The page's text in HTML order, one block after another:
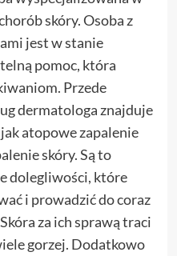
skóry. Osoba z
jest w stanie
pomoc, która
Przede
dermatologa znajduje
atopowe zapalenie
skóry. Są to
dolegliwości, które
i prowadzić do coraz
za ich sprawą traci
gorzej. Dodatkowo